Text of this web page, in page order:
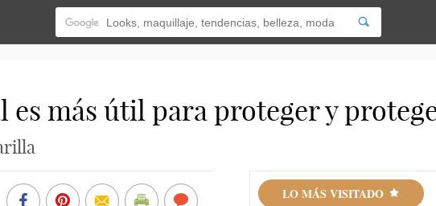
es más útil para proteger y
LO MÁS VISITADO